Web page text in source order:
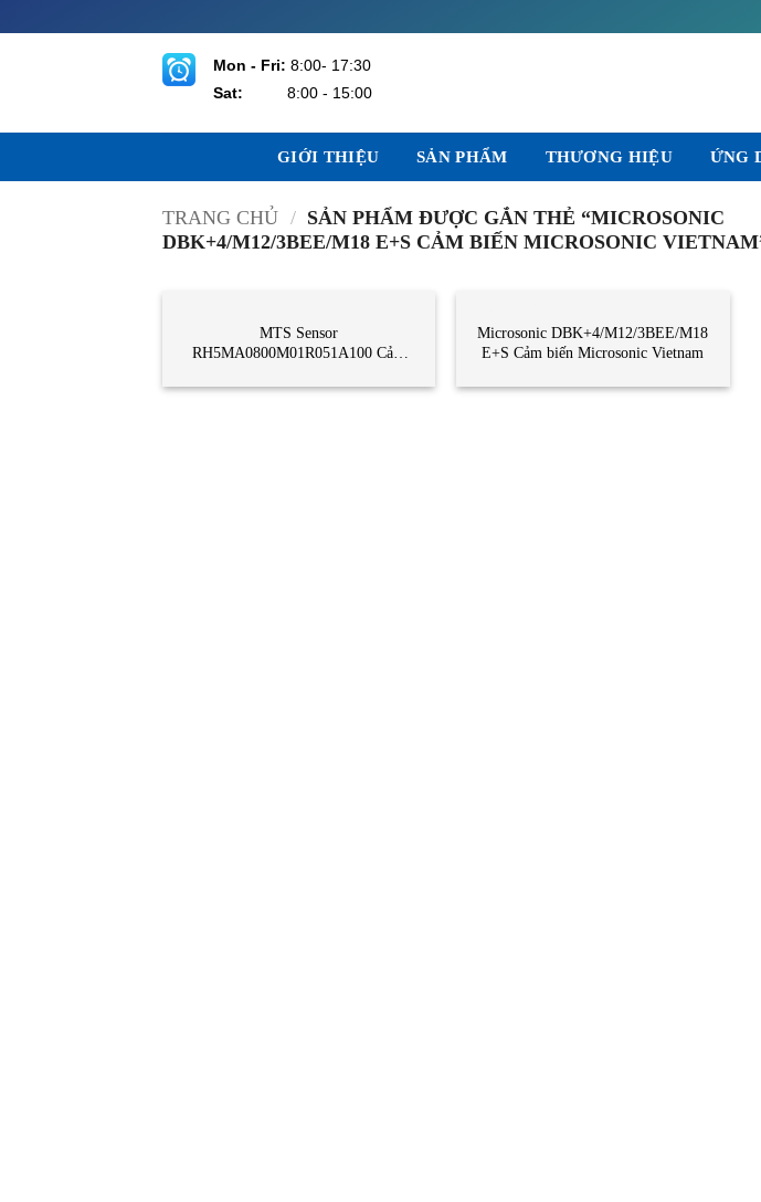
qua
Mon - Fri: 8:00- 17:30
Sat:
8:00 - 15:00
GIỚI THIỆU SẢN PHẨM THƯƠNG HIỆU ỨNG
TRANG CHỦ / SẢN PHẨM ĐƯỢC GẮN THẺ “MICROSONIC
DBK+4/M12/3BEE/M18 E+S CẢM BIẾN MICROSONIC
MTS Sensor
RH5MA0800M01R051A100 Cảm
Microsonic DBK+4/M12/3BEE/M18
E+S Cảm biến Microsonic Vietnam